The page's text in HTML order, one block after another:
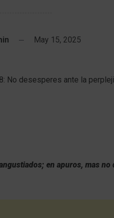
May 15, 2025
en apuros, mas no